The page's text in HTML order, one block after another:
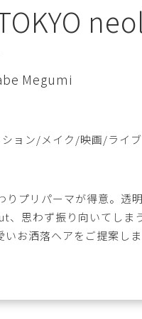
Megumi
ョン/メイク/映画/ライブ
プリパーマが得意。透
、思わず振り向いてしま
お洒落ヘアをご提案し